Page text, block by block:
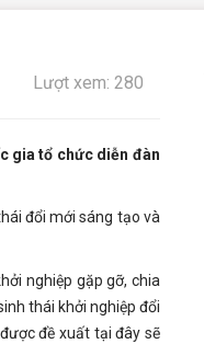
Lượt xem: 280
gia tổ chức diễn đàn
đổi mới sáng tạo và
nghiệp gặp gỡ, chia
thái khởi nghiệp đổi
đề xuất tại đây sẽ